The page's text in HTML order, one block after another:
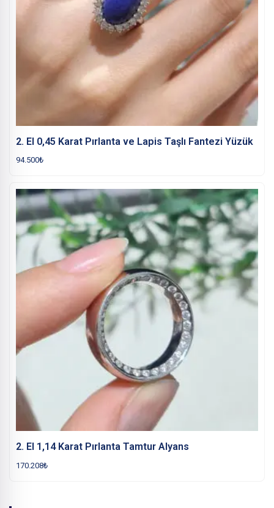
2. El 0,45 Karat Pırlanta ve Lapis Taşlı Fantezi Yüzük
94.500₺
2. El 1,14 Karat Pırlanta Tamtur Alyans
170.208₺